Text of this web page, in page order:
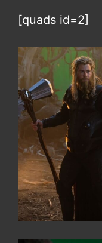
[quads id=2]